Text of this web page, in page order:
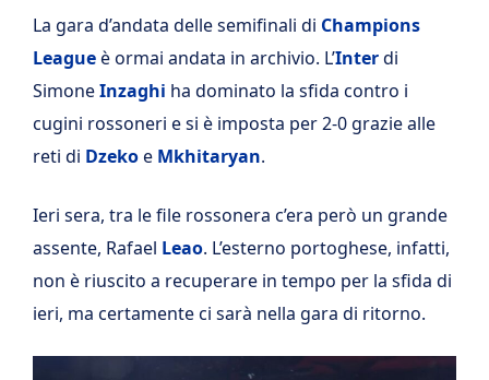
La gara d’andata delle semifinali di Champions
Leagueè ormai andata in archivio. L’Interdi
SimoneInzaghi ha dominato la sfida contro i
cugini rossoneri e si è imposta per 2-0 grazie alle
reti di Dzekoe Mkhitaryan.
Ieri sera, tra le file rossonera c’era però un grande
assente, Rafael Leao. L’esterno portoghese, infatti,
non è riuscito a recuperare in tempo per la sfida di
ieri, ma certamente ci sarà nella gara di ritorno.